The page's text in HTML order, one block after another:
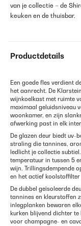
van je collectie – de
keuken en de thuisbar.
Productdetails
Een goede fles verdient
het aanrecht. De
wijnkoelkast met ruimte
maximaal geluidsniveau
woonkamer, en zijn
afwerking past in elk
De glazen deur biedt uv-
straling die tannines,
ledlicht je collectie
temperatuur in tussen 5
wijn. Trillingsdempende
en het actief
De dubbel geïsoleerde
tannines en kleurstoffen
inlegplanken bewaren
kurken blijvend dichter
voor champagne- en